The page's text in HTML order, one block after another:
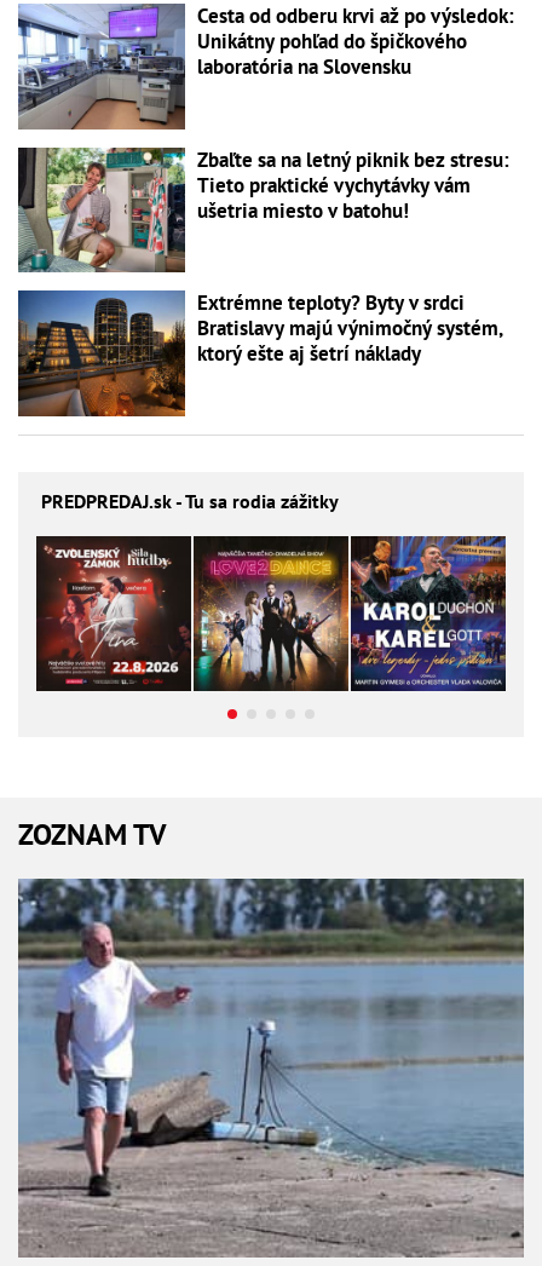
Cesta od odberu krvi až po výsledok:
Unikátny pohľad do špičkového
laboratória na Slovensku
Zbaľte sa na letný piknik bez stresu:
Tieto praktické vychytávky vám
ušetria miesto v batohu!
Extrémne teploty? Byty v srdci
Bratislavy majú výnimočný systém,
ktorý ešte aj šetrí náklady
PREDPREDAJ.sk - Tu sa rodia zážitky
ZOZNAM TV